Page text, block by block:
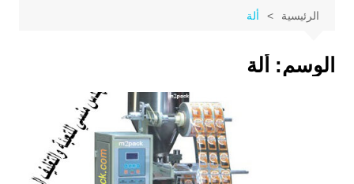
الرئيسية ألة
الوسم: ألة